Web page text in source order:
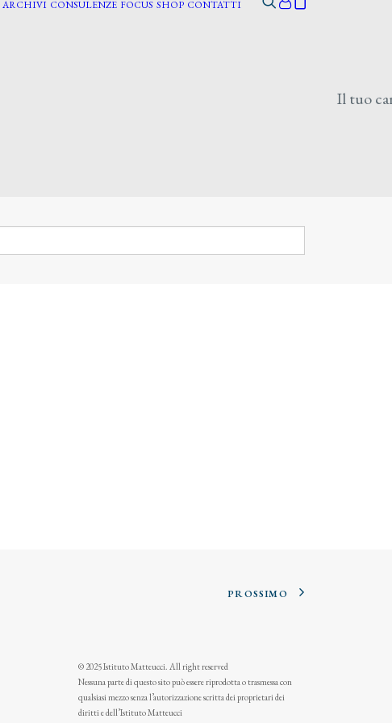
ARCHIVI CONSULENZE FOCUS SHOP CONTATTI
Il tuo
PROSSIMO
© 2025 Istituto Matteucci. All right reserved
Nessuna parte di questo sito può essere riprodotta o trasmessa con
qualsiasi mezzo senza l’autorizzazione scritta dei proprietari dei
diritti e dell’Istituto Matteucci